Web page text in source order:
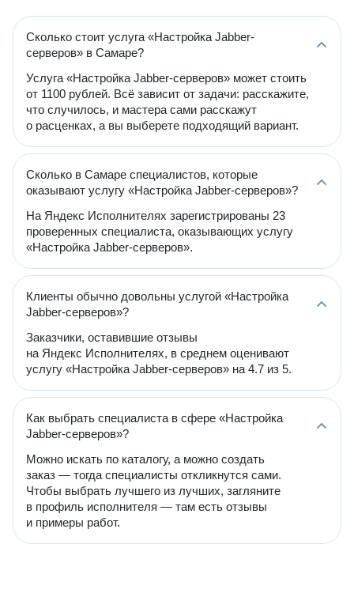
Сколько стоит услуга «Настройка Jabber-
серверов» в Самаре?
Услуга «Настройка Jabber-серверов» может стоить
от 1100 рублей. Всё зависит от задачи: расскажите,
что случилось, и мастера сами расскажут
о расценках, а вы выберете подходящий вариант.
Сколько в Самаре специалистов, которые
оказывают услугу «Настройка Jabber-серверов»?
На Яндекс Исполнителях зарегистрированы 23
проверенных специалиста, оказывающих услугу
«Настройка Jabber-серверов».
Клиенты обычно довольны услугой «Настройка
Jabber-серверов»?
Заказчики, оставившие отзывы
на Яндекс Исполнителях, в среднем оценивают
услугу «Настройка Jabber-серверов» на 4.7 из 5.
Как выбрать специалиста в сфере «Настройка
Jabber-серверов»?
Можно искать по каталогу, а можно создать
заказ — тогда специалисты откликнутся сами.
Чтобы выбрать лучшего из лучших, загляните
в профиль исполнителя — там есть отзывы
и примеры работ.